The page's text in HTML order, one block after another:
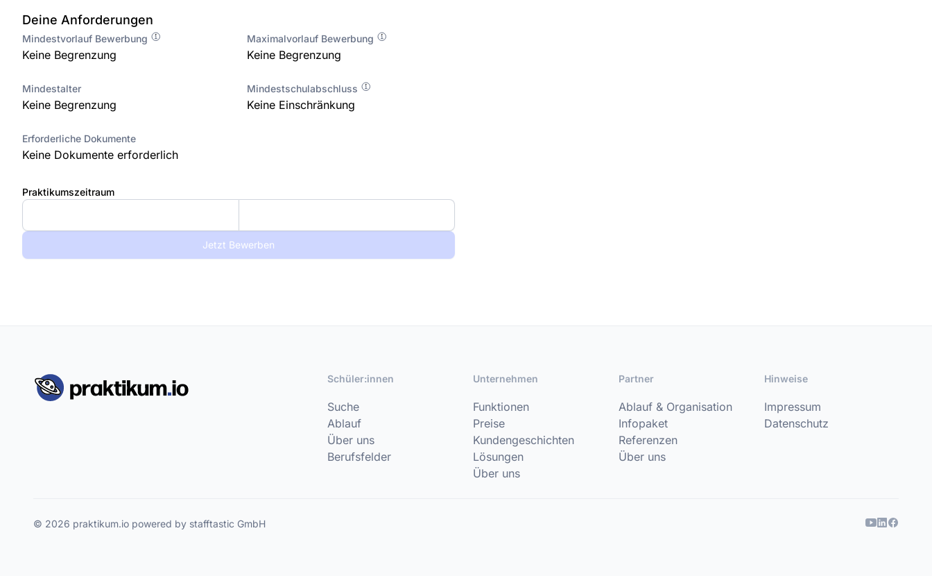
Deine Anforderungen
Mindestvorlauf Bewerbung
Keine Begrenzung
Maximalvorlauf Bewerbung
Keine Begrenzung
Mindestalter
Keine Begrenzung
Mindestschulabschluss
Keine Einschränkung
Erforderliche Dokumente
Keine Dokumente erforderlich
Praktikumszeitraum
Jetzt Bewerben
Schüler:innen
Suche
Ablauf
Über uns
Berufsfelder
Unternehmen
Funktionen
Preise
Kundengeschichten
Lösungen
Über uns
Partner
Ablauf & Organisation
Infopaket
Referenzen
Über uns
Hinweise
Impressum
Datenschutz
© 2026 praktikum.io powered by stafftastic GmbH